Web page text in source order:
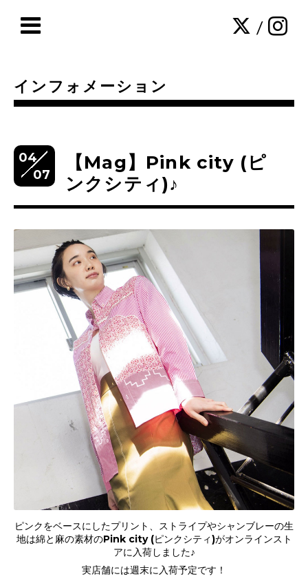
/
インフォメーション
04
07
【Mag】Pink city (ピ
ンクシティ)♪
ピンクをベースにしたプリント、ストライプやシャンブレーの生
地は綿と麻の素材のPink city (ピンクシティ)がオンラインスト
アに入荷しました♪
実店舗には週末に入荷予定です！